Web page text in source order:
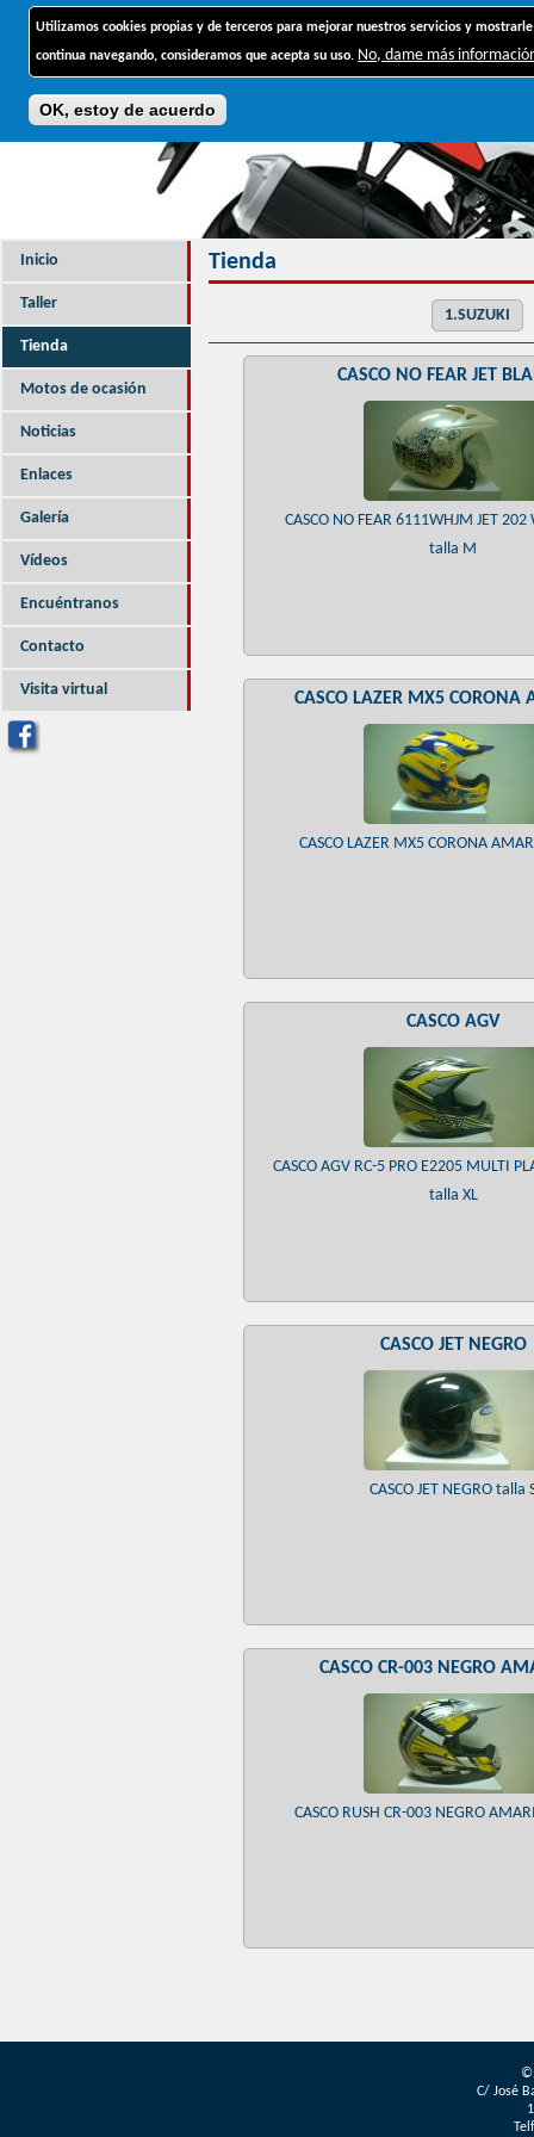
Utilizamos cookies propias y de terceros para mejorar nuestros servicios y
continua navegando, consideramos que acepta su uso. No, dame más
OK, estoy de acuerdo
Jump to navigation
Inicio
Taller
Tienda
Motos de ocasión
Noticias
Enlaces
Galería
Vídeos
Encuéntranos
Contacto
Visita virtual
Tienda
1.SUZUKI
CASCO NO FEAR JET
CASCO NO FEAR 6111WHJM JET 202
talla M
CASCO LAZER MX5 CORONA
CASCO LAZER MX5 CORONA
CASCO AGV
CASCO AGV RC-5 PRO E2205 MULTI
talla XL
CASCO JET NEGRO
CASCO JET NEGRO talla
CASCO CR-003 NEGRO
CASCO RUSH CR-003 NEGRO
C/ José